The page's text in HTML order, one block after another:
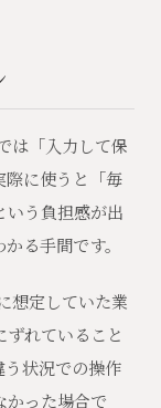
は「入力して保
際に使うと「毎
いう負担感が出
る手間です。
想定していた業
れていること
う状況での操作
かった場合で